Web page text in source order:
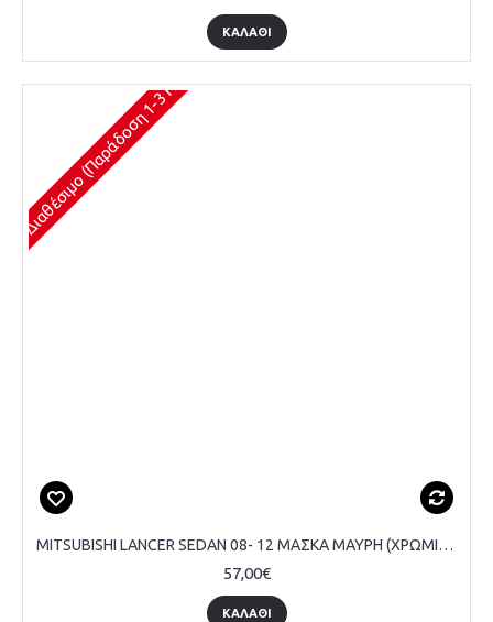
ΚΑΛΆΘΙ
Διαθέσιμο (Παράδοση 1-3 Ημέρες)
MITSUBISHI LANCER SEDAN 08- 12 ΜΑΣΚΑ ΜΑΥΡΗ (ΧΡΩΜΙΟ ΠΛΑΙΣΙΟ)
57,00€
ΚΑΛΆΘΙ